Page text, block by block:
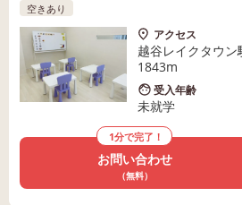
空きあり
アクセス
越谷レイクタウ
1843m
受入年齢
未就学
1分で完了！
お問い合わせ
（無料）